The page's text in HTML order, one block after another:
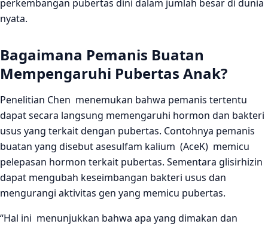
perkembangan pubertas dini dalam jumlah besar di dunia
nyata.
Bagaimana Pemanis Buatan
Mempengaruhi Pubertas Anak?
Penelitian Chen menemukan bahwa pemanis tertentu
dapat secara langsung memengaruhi hormon dan bakteri
usus yang terkait dengan pubertas. Contohnya pemanis
buatan yang disebut asesulfam kalium (AceK) memicu
pelepasan hormon terkait pubertas. Sementara glisirhizin
dapat mengubah keseimbangan bakteri usus dan
mengurangi aktivitas gen yang memicu pubertas.
“Hal ini menunjukkan bahwa apa yang dimakan dan